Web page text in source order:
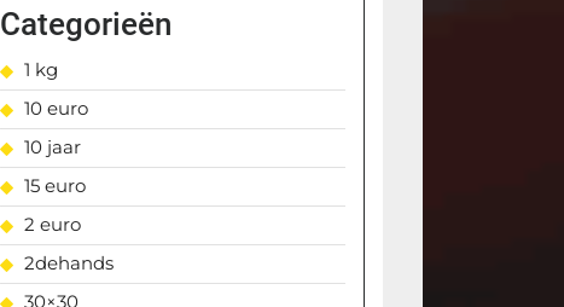
Categorieën
1 kg
10 euro
10 jaar
15 euro
2 euro
2dehands
30×30